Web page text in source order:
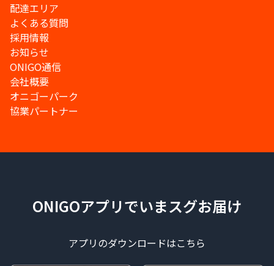
配達エリア
よくある質問
採用情報
お知らせ
ONIGO通信
会社概要
オニゴーパーク
協業パートナー
ONIGOアプリでいまスグお届け
アプリのダウンロードはこちら